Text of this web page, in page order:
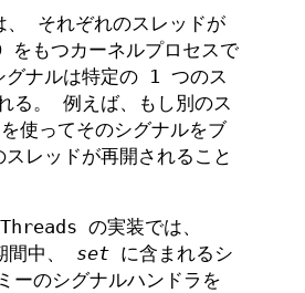
それぞれのスレッドが
もつカーネルプロセスで
グナルは特定の 1 つのス
る。 例えば、もし別のス
を使ってそのシグナルをブ
レッドが再開されること
の実装では、
間中、 set に含まれるシ
ーのシグナルハンドラを